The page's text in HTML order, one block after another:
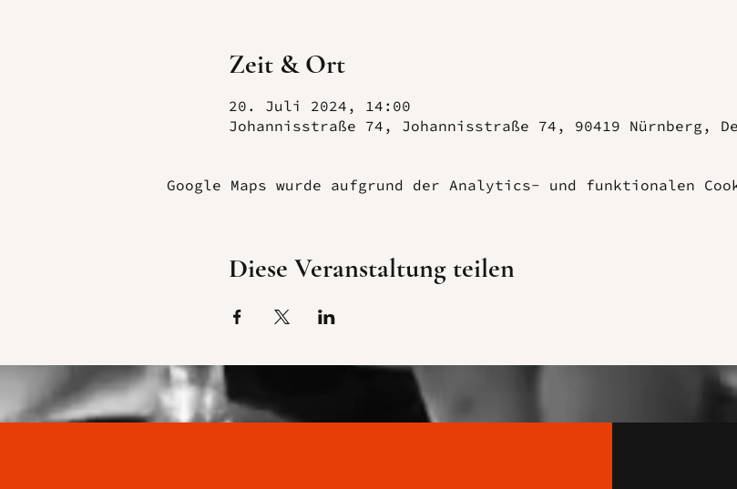
Zeit & Ort
20. Juli 2024, 14:00
Johannisstraße 74, Johannisstraße 74, 90419 Nürnberg,
Google Maps wurde aufgrund der Analytics- und funktionalen
Diese Veranstaltung teilen